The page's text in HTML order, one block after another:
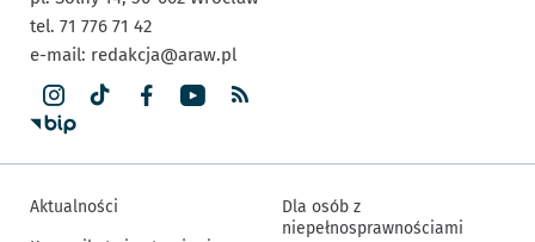
tel. 71 776 71 42
e-mail: redakcja@araw.pl
Aktualności
Dla osób z
niepełnosprawnościami